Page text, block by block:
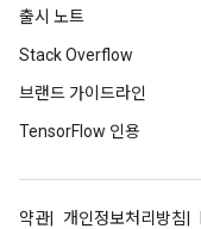
출시 노트
Stack Overflow
브랜드 가이드라인
TensorFlow 인용
약관 개인정보처리방침